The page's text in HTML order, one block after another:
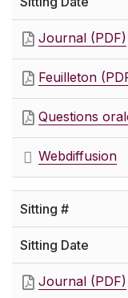
Journal (PDF)
Feuilleton
Questions
Webdiffusion
Journal (PDF)